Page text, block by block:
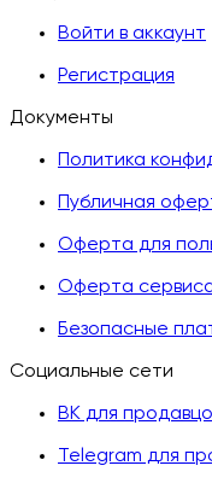
Войти в аккаунт
Регистрация
Документы
Политика
Публичная
Оферта для
Оферта
Безопасные
Социальные сети
ВК для
Telegram для